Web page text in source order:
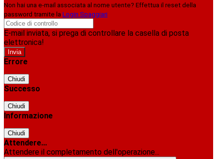
Non hai una e-mail associata al nome utente? Effettua il reset della
password tramite la Login Spaggiari
E-mail inviata, si prega di controllare la casella di posta
elettronica!
Errore
Chiudi
Successo
Chiudi
Informazione
Chiudi
Attendere...
Attendere il completamento dell'operazione...